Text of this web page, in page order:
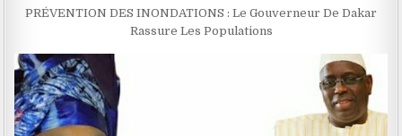
PRÉVENTION DES INONDATIONS : Le Gouverneur De Dakar
Rassure Les Populations